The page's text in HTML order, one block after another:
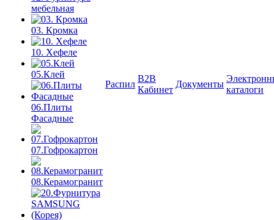
мебельная
03. Кромка
10. Хефеле
05.Клей
06.Плиты
Фасадные
07.Гофрокартон
08.Керамогранит
Распил
B2B
Кабинет
Документы
каталоги